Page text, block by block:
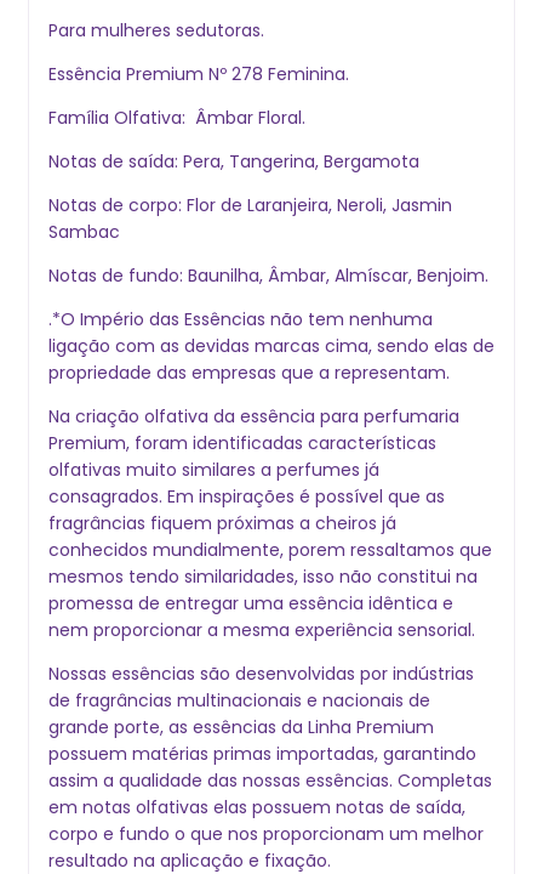
Para mulheres sedutoras.
Essência Premium Nº 278 Feminina.
Família Olfativa: Âmbar Floral.
Notas de saída: Pera, Tangerina, Bergamota
Notas de corpo: Flor de Laranjeira, Neroli, Jasmin
Sambac
Notas de fundo: Baunilha, Âmbar, Almíscar, Benjoim.
.*O Império das Essências não tem nenhuma
ligação com as devidas marcas cima, sendo elas de
propriedade das empresas que a representam.
Na criação olfativa da essência para perfumaria
Premium, foram identificadas características
olfativas muito similares a perfumes j
consagrados. Em inspirações é possível que as
fragrâncias fiquem próximas a cheiros j
conhecidos mundialmente, porem ressaltamos que
mesmos tendo similaridades, isso não constitui na
promessa de entregar uma essência idêntica e
nem proporcionar a mesma experiência sensorial.
Nossas essências são desenvolvidas por indústrias
de fragrâncias multinacionais e nacionais de
grande porte, as essências da Linha Premium
possuem matérias primas importadas, garantindo
assim a qualidade das nossas essências. Completas
em notas olfativas elas possuem notas de saída,
corpo e fundo o que nos proporcionam um melhor
resultado na aplicação e fixação.